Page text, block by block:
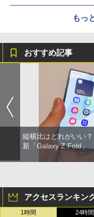
もっ
おすすめ記事
縦横比はどれがいい
新「Galaxy Z Fold」
アクセスランキン
1時間 24時間